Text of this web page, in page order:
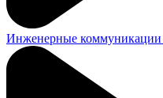
Инженерные коммуникации